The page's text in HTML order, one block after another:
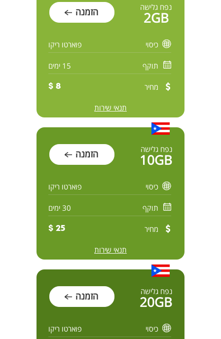
נפח גלישה
2GB הזמנה
כיסוי פוארטו ריקו
תוקף 15 ימים
מחיר 8 $
תנאי שירות
נפח גלישה
10GB הזמנה
כיסוי פוארטו ריקו
תוקף 30 ימים
מחיר 25 $
תנאי שירות
נפח גלישה
20GB הזמנה
כיסוי פוארטו ריקו